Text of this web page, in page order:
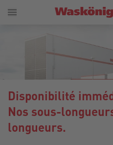
Disponibilité
Nos sous-
longueurs.